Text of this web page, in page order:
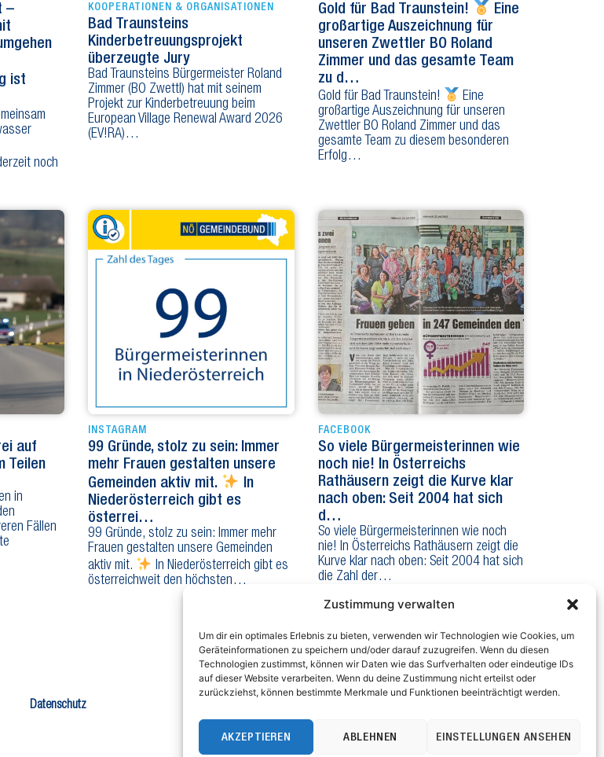
Zustimmung verwalten
Um dir ein optimales Erlebnis zu bieten, verwenden wir Technologien wie Cookies, um
Geräteinformationen zu speichern und/oder darauf zuzugreifen. Wenn du diesen
Technologien zustimmst, können wir Daten wie das Surfverhalten oder eindeutige IDs
auf dieser Website verarbeiten. Wenn du deine Zustimmung nicht erteilst oder
zurückziehst, können bestimmte Merkmale und Funktionen beeinträchtigt werden.
AKZEPTIEREN ABLEHNEN EINSTELLUNGEN ANSEHEN
–
ist
noch
KOOPERATIONEN & ORGANISATIONEN
Bad Traunsteins
Kinderbetreuungsprojekt
überzeugte Jury
Bad Traunsteins Bürgermeister Roland
Zimmer (BO Zwettl) hat mit seinem
Projekt zur Kinderbetreuung beim
European Village Renewal Award 2026
(EV!RA)…
Gold für Bad Traunstein!
Eine
großartige Auszeichnung für
unseren Zwettler BO Roland
Zimmer und das gesamte Team
zu d…
Gold für Bad Traunstein!
Eine
großartige Auszeichnung für unseren
Zwettler BO Roland Zimmer und das
gesamte Team zu diesem besonderen
Erfolg…
auf
Teilen
in
Fällen
INSTAGRAM
99 Gründe, stolz zu sein: Immer
mehr Frauen gestalten unsere
Gemeinden aktiv mit.
In
Niederösterreich gibt es
österrei…
99 Gründe, stolz zu sein: Immer mehr
Frauen gestalten unsere Gemeinden
aktiv mit.
In Niederösterreich gibt es
österreichweit den höchsten…
FACEBOOK
So viele Bürgermeisterinnen wie
noch nie! In Österreichs
Rathäusern zeigt die Kurve klar
nach oben: Seit 2004 hat sich
d…
So viele Bürgermeisterinnen wie noch
nie! In Österreichs Rathäusern zeigt die
Kurve klar nach oben: Seit 2004 hat sich
die Zahl der…
Datenschutz
Bürozeiten: MO – DO 8.00 bis 17.00 Uhr, FR 8.00 bis 12.00 Uhr
Fax: 02742/9020-8800
E-Mail: post@noegemeindebund.at